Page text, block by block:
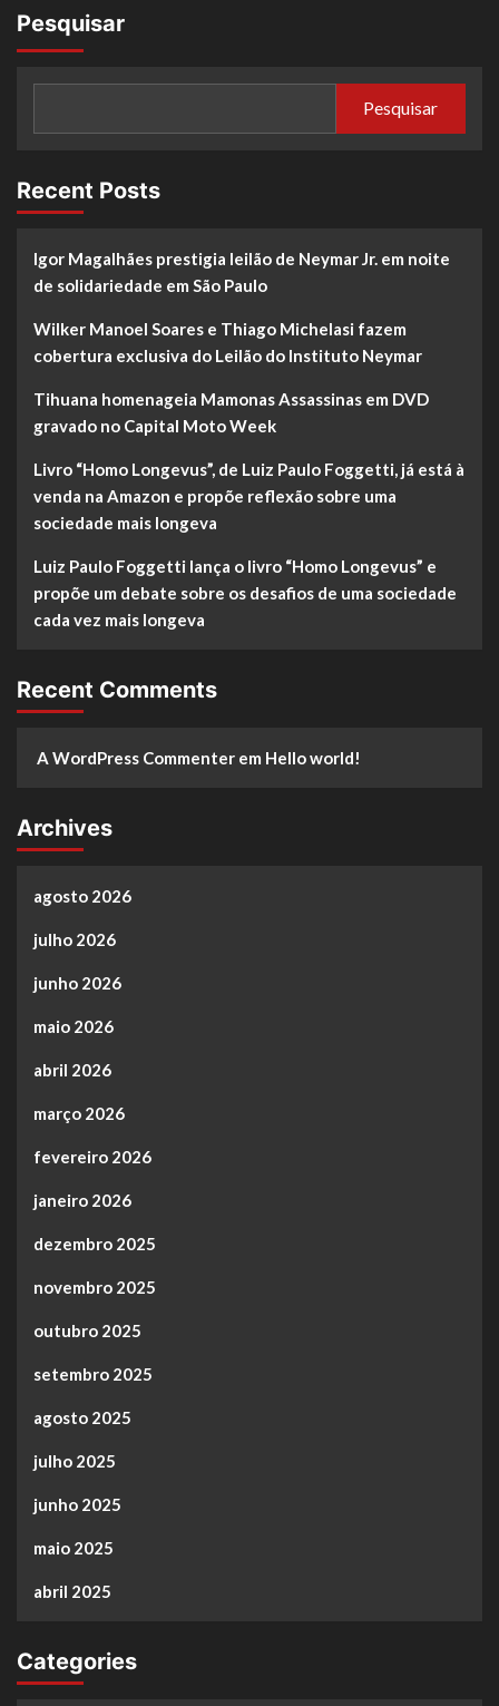
Pesquisar
Pesquisar
Recent Posts
Igor Magalhães prestigia leilão de Neymar Jr. em noite
de solidariedade em São Paulo
Wilker Manoel Soares e Thiago Michelasi fazem
cobertura exclusiva do Leilão do Instituto Neymar
Tihuana homenageia Mamonas Assassinas em DVD
gravado no Capital Moto Week
Livro “Homo Longevus”, de Luiz Paulo Foggetti, já está à
venda na Amazon e propõe reflexão sobre uma
sociedade mais longeva
Luiz Paulo Foggetti lança o livro “Homo Longevus” e
propõe um debate sobre os desafios de uma sociedade
cada vez mais longeva
Recent Comments
A WordPress Commenter em Hello world!
Archives
agosto 2026
julho 2026
junho 2026
maio 2026
abril 2026
março 2026
fevereiro 2026
janeiro 2026
dezembro 2025
novembro 2025
outubro 2025
setembro 2025
agosto 2025
julho 2025
junho 2025
maio 2025
abril 2025
Categories